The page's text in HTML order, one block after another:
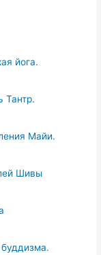
йога.
Тантр.
Майи.
Шивы